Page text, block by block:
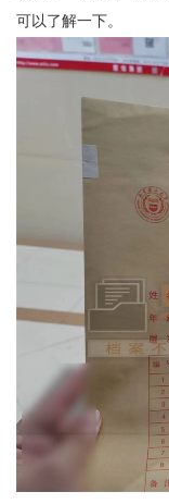
可以了解一下。